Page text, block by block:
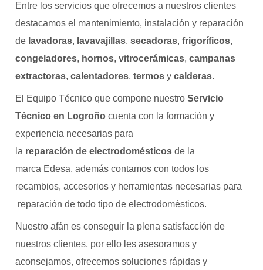
Entre los servicios que ofrecemos a nuestros clientes
destacamos el mantenimiento, instalación y reparación
de lavadoras, lavavajillas, secadoras, frigoríficos,
congeladores, hornos, vitrocerámicas, campanas
extractoras, calentadores, termos y calderas.
El Equipo Técnico que compone nuestro Servicio
Técnico en Logroño cuenta con la formación y
experiencia necesarias para
la reparación de electrodomésticos de la
marca Edesa, además contamos con todos los
recambios, accesorios y herramientas necesarias para
reparación de todo tipo de electrodomésticos.
Nuestro afán es conseguir la plena satisfacción de
nuestros clientes, por ello les asesoramos y
aconsejamos, ofrecemos soluciones rápidas y